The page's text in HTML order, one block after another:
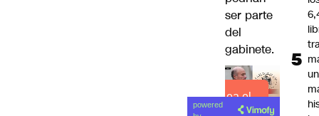
ser parte
del
gabinete.
Lea el
artículo
powered
un